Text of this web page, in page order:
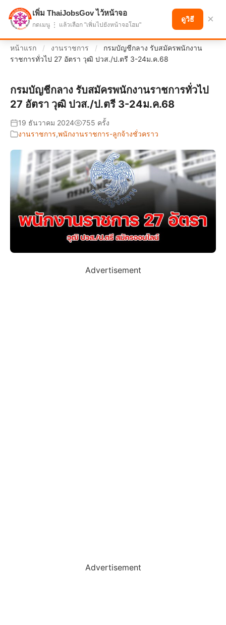
แบ่งปันโอกาส เพื่ออนาคตที่ก้าวหน้า
หน้าแรก / งานราชการ /
กรมบัญชีกลาง รับสมัครพนักงาน
ราชการทั่วไป 27 อัตรา วุฒิ ปวส./ป.ตรี 3-24ม.ค.68
กรมบัญชีกลาง รับสมัครพนักงานราชการทั่วไป
27 อัตรา วุฒิ ปวส./ป.ตรี 3-24ม.ค.68
19 ธันวาคม 2024
755 ครั้ง
งานราชการ,พนักงานราชการ-ลูกจ้างชั่วคราว
Advertisement
Advertisement
เพิ่ม ThaiJobsGov ไว้หน้าจอ
กดเมนู ⋮ แล้วเลือก "เพิ่มไปยังหน้าจอโฮม"
ดูวิธี ×